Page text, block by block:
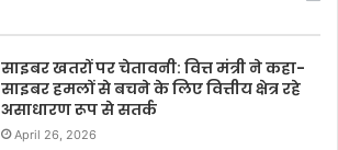
साइबर खतरों पर चेतावनी: वित्त मंत्री ने कहा-
साइबर हमलों से बचने के लिए वित्तीय क्षेत्र रहे
असाधारण रूप से सतर्क
April 26, 2026